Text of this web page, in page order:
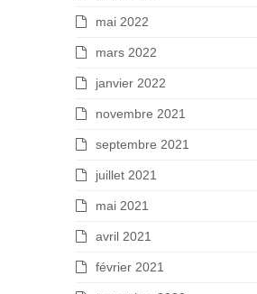
mai 2022
mars 2022
janvier 2022
novembre 2021
septembre 2021
juillet 2021
mai 2021
avril 2021
février 2021